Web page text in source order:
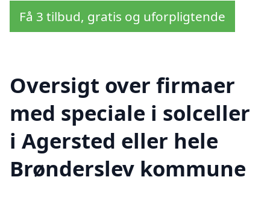
Få 3 tilbud, gratis og uforpligtende
Oversigt over firmaer
med speciale i solceller
i Agersted eller hele
Brønderslev kommune